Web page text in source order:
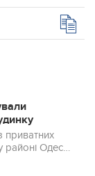
приватних
районі Одеси
жінку, яку